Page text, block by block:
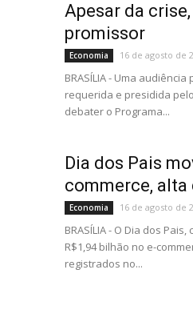
Apesar da
promissor
Economia 16 de agosto de
BRASÍLIA - Uma
requerida e presidida
debater o Programa...
Dia dos Pais
commerce, alta
Economia 16 de agosto de
BRASÍLIA - O Dia dos
R$1,94 bilhão no e-
registrados no...